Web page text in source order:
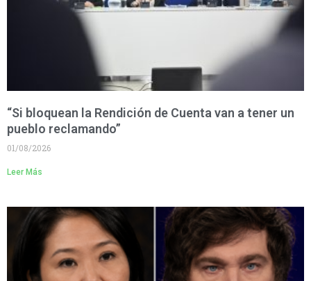
“Si bloquean la Rendición de Cuenta van a tener un
pueblo reclamando”
01/08/2026
Leer Más